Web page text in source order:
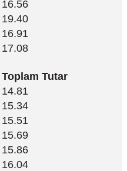
16.56
19.40
16.91
17.08
Toplam Tutar
14.81
15.34
15.51
15.69
15.86
16.04